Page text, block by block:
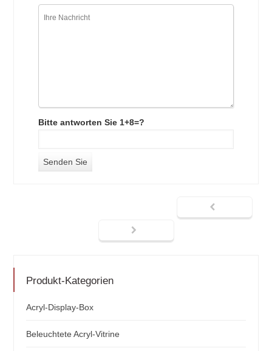
Bitte antworten Sie 1+8=?
Produkt-Kategorien
Acryl-Display-Box
Beleuchtete Acryl-Vitrine